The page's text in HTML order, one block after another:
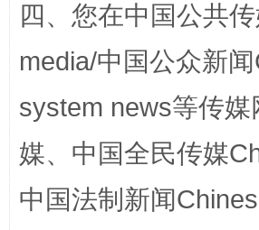
国家大学科技园优化重塑工作
四、您在中国公共
media/中国公众新
system news等传
媒、中国全民传媒
中国法制新闻